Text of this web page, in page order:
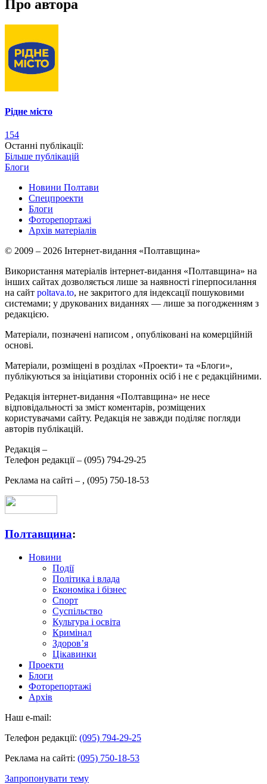
Про автора
Рідне місто
154
Останні публікації:
Більше публікацій
Блоги
Новини Полтави
Спецпроекти
Блоги
Фоторепортажі
Архів матеріалів
© 2009 – 2026 Інтернет-видання «Полтавщина»
Використання матеріалів інтернет-видання «Полтавщина» на
інших сайтах дозволяється лише за наявності гіперпосилання
на сайт poltava.to, не закритого для індексації пошуковими
системами; у друкованих виданнях — лише за погодженням з
редакцією.
Матеріали, позначені написом , опубліковані на комерційній
основі.
Матеріали, розміщені в розділах «Проекти» та «Блоги»,
публікуються за ініціативи сторонніх осіб і не є редакційними.
Редакція інтернет-видання «Полтавщина» не несе
відповідальності за зміст коментарів, розміщених
користувачами сайту. Редакція не завжди поділяє погляди
авторів публікацій.
Редакція –
Телефон редакції – (095) 794-29-25
Реклама на сайті – , (095) 750-18-53
Полтавщина:
Новини
Події
Політика і влада
Економіка і бізнес
Спорт
Суспільство
Культура і освіта
Кримінал
Здоров’я
Цікавинки
Проекти
Блоги
Фоторепортажі
Архів
Наш e-mail:
Телефон редакції: (095) 794-29-25
Реклама на сайті: (095) 750-18-53
Запропонувати тему